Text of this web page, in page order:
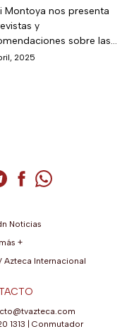
Montoya nos presenta
y
sobre las
que no debes
2025
(se abre en una
(se abre en una
de TikTok (se abre en
de YouTube (se abre
Cuenta de Telegram (se
Cuenta de
Cuenta de
Noticias
+
Azteca Internacional
1313
Conmutador